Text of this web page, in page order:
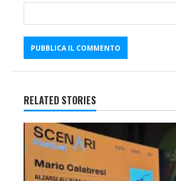
RELATED STORIES